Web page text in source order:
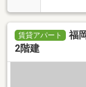
賃貸アパート
福
2階建